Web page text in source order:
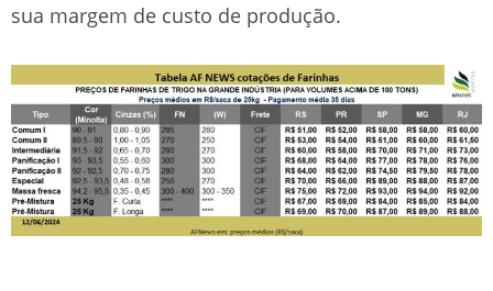
sua margem de custo de produção.